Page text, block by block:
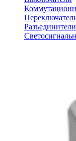
Разъединители